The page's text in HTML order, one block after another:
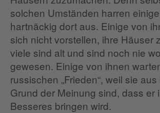
solchen Umständen harren
hartnäckig dort aus. Einige von
sich nicht vorstellen, ihre Häuser
viele sind alt und sind noch nie
gewesen. Einige von ihnen
russischen „Frieden“, weil sie
Grund der Meinung sind, dass er
Besseres bringen wird.